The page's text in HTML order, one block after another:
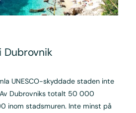
Dubrovnik
UNESCO-skyddade staden inte
Dubrovniks totalt 50 000
inom stadsmuren. Inte minst på